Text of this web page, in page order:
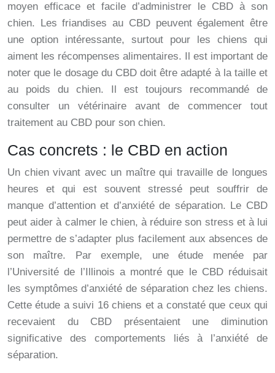
moyen efficace et facile d’administrer le CBD à son
chien. Les friandises au CBD peuvent également être
une option intéressante, surtout pour les chiens qui
aiment les récompenses alimentaires. Il est important de
noter que le dosage du CBD doit être adapté à la taille et
au poids du chien. Il est toujours recommandé de
consulter un vétérinaire avant de commencer tout
traitement au CBD pour son chien.
Cas concrets : le CBD en action
Un chien vivant avec un maître qui travaille de longues
heures et qui est souvent stressé peut souffrir de
manque d’attention et d’anxiété de séparation. Le CBD
peut aider à calmer le chien, à réduire son stress et à lui
permettre de s’adapter plus facilement aux absences de
son maître. Par exemple, une étude menée par
l’Université de l’Illinois a montré que le CBD réduisait
les symptômes d’anxiété de séparation chez les chiens.
Cette étude a suivi 16 chiens et a constaté que ceux qui
recevaient du CBD présentaient une diminution
significative des comportements liés à l’anxiété de
séparation.